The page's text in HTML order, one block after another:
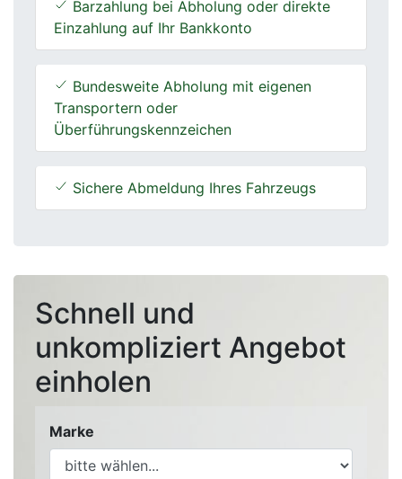
Barzahlung bei Abholung oder direkte
Einzahlung auf Ihr Bankkonto
Bundesweite Abholung mit eigenen
Transportern oder
Überführungskennzeichen
Sichere Abmeldung Ihres Fahrzeugs
Schnell und
unkompliziert Angebot
einholen
Marke